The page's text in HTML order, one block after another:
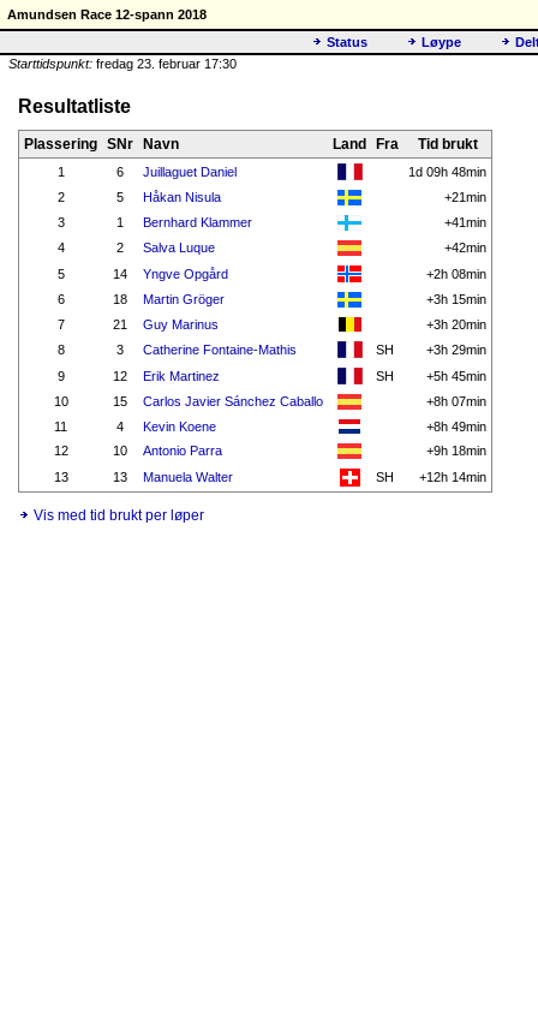
Amundsen Race 12-spann 2018
Status
Løype
Starttidspunkt: fredag 23. februar 17:30
Resultatliste
Plassering SNr Navn Land Fra Tid brukt
1 6 Juillaguet Daniel
1d 09h 48min
2
5 Håkan Nisula
+21min
3
1 Bernhard Klammer
+41min
4
2 Salva Luque
+42min
5
14 Yngve Opgård
+2h 08min
6
18 Martin Gröger
+3h 15min
7
21 Guy Marinus
+3h 20min
8
3 Catherine Fontaine-Mathis SH
+3h 29min
9
12 Erik Martinez SH
+5h 45min
10
15 Carlos Javier Sánchez Caballo
+8h 07min
11
4 Kevin Koene
+8h 49min
12
10 Antonio Parra
+9h 18min
13
13 Manuela Walter SH +12h 14min
Vis med tid brukt per løper